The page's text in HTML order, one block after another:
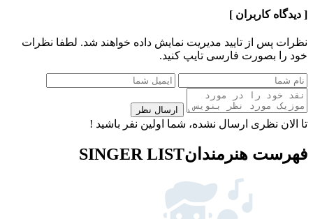
[ دیدگاه کاربران ]
نظرات پس از تایید مدیریت نمایش داده خواهند شد. لطفا نظرات
خود را بصورت فارسی تایپ کنید.
ارسال نظر
تا الان نظری ارسال نشده، شما اولین نفر باشید !
فهرست هنرمندانSINGER LIST